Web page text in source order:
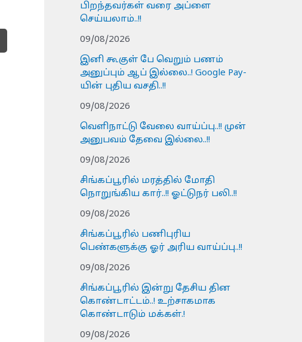
பிறந்தவர்கள் வரை அப்ளை
செய்யலாம்..!!
09/08/2026
இனி கூகுள் பே வெறும் பணம்
அனுப்பும் ஆப் இல்லை..! Google Pay-
யின் புதிய வசதி..!!
09/08/2026
வெளிநாட்டு வேலை வாய்ப்பு..!! முன்
அனுபவம் தேவை இல்லை..!!
09/08/2026
சிங்கப்பூரில் மரத்தில் மோதி
நொறுங்கிய கார்..!! ஓட்டுநர் பலி..!!
09/08/2026
சிங்கப்பூரில் பணிபுரிய
பெண்களுக்கு ஓர் அரிய வாய்ப்பு..!!
09/08/2026
சிங்கப்பூரில் இன்று தேசிய தின
கொண்டாட்டம்..! உற்சாகமாக
கொண்டாடும் மக்கள்.!
09/08/2026